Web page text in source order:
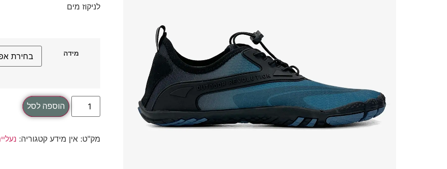
לניקוז מים
מידה
הוספה לסל
מק"ט: אין מידע קטגוריה: